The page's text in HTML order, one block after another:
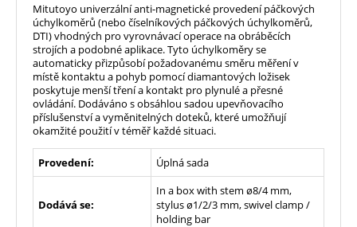
Mitutoyo univerzální anti-magnetické provedení páčkových
úchylkoměrů (nebo číselníkových páčkových úchylkoměrů,
DTI) vhodných pro vyrovnávací operace na obráběcích
strojích a podobné aplikace. Tyto úchylkoměry se
automaticky přizpůsobí požadovanému směru měření v
místě kontaktu a pohyb pomocí diamantových ložisek
poskytuje menší tření a kontakt pro plynulé a přesné
ovládání. Dodáváno s obsáhlou sadou upevňovacího
příslušenství a vyměnitelných doteků, které umožňují
okamžité použití v téměř každé situaci.
Provedení: Úplná sada
Dodává se:
In a box with stem ø8/4 mm,
stylus ø1/2/3 mm, swivel clamp /
holding bar